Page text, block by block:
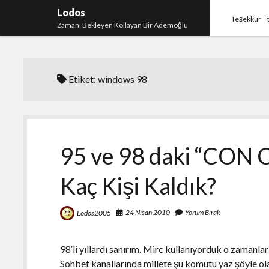
Lodos
Zamanı Bekleyen Kollayan Bir Ademoğlu
Teşekkür
Etiket:windows 98
95 ve 98 daki “CON
Kaç Kişi Kaldık?
Lodos2005 24 Nisan 2010 Yorum Bırak
98′li yıllardı sanırım. Mirc kullanıyorduk o zamanlar
Sohbet kanallarında millete şu komutu yaz şöyle